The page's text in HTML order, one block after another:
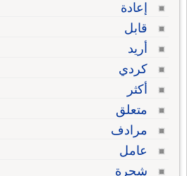
إعادة
قابل
أريد
كردي
أكثر
متعلق
مرادف
عامل
شجرة